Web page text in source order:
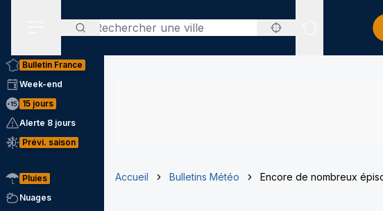
Rechercher
Sites
Bulletin France
Week-end
15 jours
Alerte 8 jours
Prévi. saison
Pluies
Nuages
Accueil Bulletins Météo Encore de nombreux